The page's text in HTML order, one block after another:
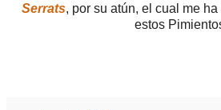
Serrats, por su atún, el cual me
estos